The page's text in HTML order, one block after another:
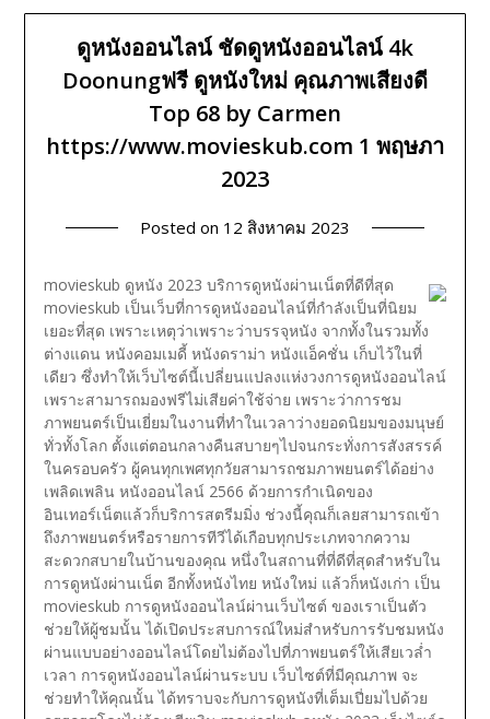
ดูหนังออนไลน์ ชัดดูหนังออนไลน์ 4k
Doonungฟรี ดูหนังใหม่ คุณภาพเสียงดี
Top 68 by Carmen
https://www.movieskub.com 1 พฤษภา
2023
Posted on 12 สิงหาคม 2023
movieskub ดูหนัง 2023 บริการดูหนังผ่านเน็ตที่ดีที่สุด
movieskub เป็นเว็บที่การดูหนังออนไลน์ที่กำลังเป็นที่นิยม
เยอะที่สุด เพราะเหตุว่าเพราะว่าบรรจุหนัง จากทั้งในรวมทั้ง
ต่างแดน หนังคอมเมดี้ หนังดราม่า หนังแอ็คชั่น เก็บไว้ในที่
เดียว ซึ่งทำให้เว็บไซต์นี้เปลี่ยนแปลงแห่งวงการดูหนังออนไลน์
เพราะสามารถมองฟรีไม่เสียค่าใช้จ่าย เพราะว่าการชม
ภาพยนตร์เป็นเยี่ยมในงานที่ทำในเวลาว่างยอดนิยมของมนุษย์
ทั่วทั้งโลก ตั้งแต่ตอนกลางคืนสบายๆไปจนกระทั่งการสังสรรค์
ในครอบครัว ผู้คนทุกเพศทุกวัยสามารถชมภาพยนตร์ได้อย่าง
เพลิดเพลิน หนังออนไลน์ 2566 ด้วยการกำเนิดของ
อินเทอร์เน็ตแล้วก็บริการสตรีมมิ่ง ช่วงนี้คุณก็เลยสามารถเข้า
ถึงภาพยนตร์หรือรายการทีวีได้เกือบทุกประเภทจากความ
สะดวกสบายในบ้านของคุณ หนึ่งในสถานที่ที่ดีที่สุดสำหรับใน
การดูหนังผ่านเน็ต อีกทั้งหนังไทย หนังใหม่ แล้วก็หนังเก่า เป็น
movieskub การดูหนังออนไลน์ผ่านเว็บไซต์ ของเราเป็นตัว
ช่วยให้ผู้ชมนั้น ได้เปิดประสบการณ์ใหม่สำหรับการรับชมหนัง
ผ่านแบบอย่างออนไลน์โดยไม่ต้องไปที่ภาพยนตร์ให้เสียเวล่ำ
เวลา การดูหนังออนไลน์ผ่านระบบ เว็บไซต์ที่มีคุณภาพ จะ
ช่วยทำให้คุณนั้น ได้ทราบจะกับการดูหนังที่เต็มเปี่ยมไปด้วย